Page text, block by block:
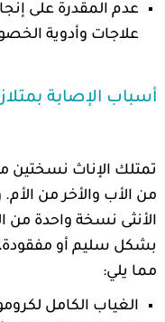
عدم المقدرة على
علاجات وأدوية
أسباب الإصابة
من الأب والأخر من الأم.
بشكل سليم أو مفقودة،
مما يلي: